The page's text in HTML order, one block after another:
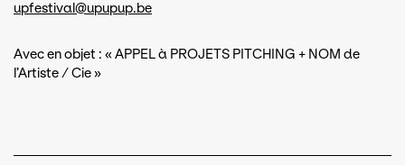
upfestival@upupup.be
Avec en objet : « APPEL à PROJETS PITCHING + NOM de
l’Artiste / Cie »